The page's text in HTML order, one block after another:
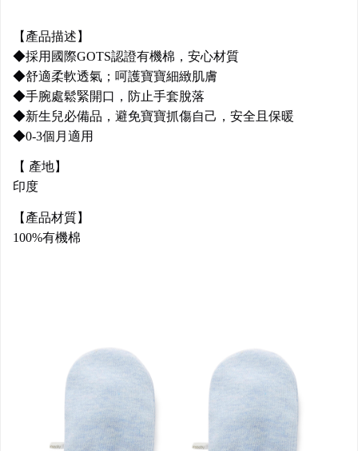
【產品描述】
◆採用國際GOTS認證有機棉，安心材質
◆舒適柔軟透氣；呵護寶寶細緻肌膚
◆手腕處鬆緊開口，防止手套脫落
◆新生兒必備品，避免寶寶抓傷自己，安全且保暖
◆0-3個月適用
【 產地】
印度
【產品材質】
100%有機棉